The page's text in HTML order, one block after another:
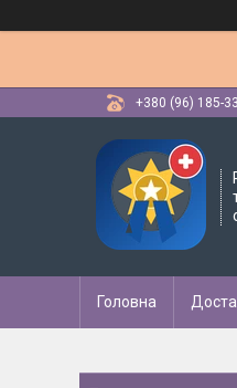
+380 (96) 185-
Головна